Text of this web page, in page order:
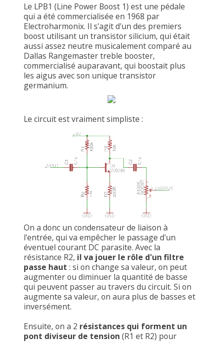
Le LPB1 (Line Power Boost 1) est une pédale
qui a été commercialisée en 1968 par
Electroharmonix. Il s'agit d'un des premiers
boost utilisant un transistor silicium, qui était
aussi assez neutre musicalement comparé au
Dallas Rangemaster treble booster,
commercialisé auparavant, qui boostait plus
les aigus avec son unique transistor
germanium.
Le circuit est vraiment simpliste :
On a donc un condensateur de liaison à
l'entrée, qui va empêcher le passage d'un
éventuel courant DC parasite. Avec la
résistance R2, il va jouer le rôle d'un filtre
passe haut : si on change sa valeur, on peut
augmenter ou diminuer la quantité de basse
qui peuvent passer au travers du circuit. Si on
augmente sa valeur, on aura plus de basses et
inversément.
Ensuite, on a 2 résistances qui forment un
pont diviseur de tension (R1 et R2) pour